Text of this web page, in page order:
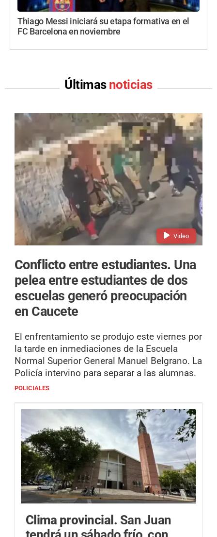
Thiago Messi iniciará su etapa formativa en el
FC Barcelona en noviembre
Últimas noticias
Video
Conflicto entre estudiantes. Una
pelea entre estudiantes de dos
escuelas generó preocupación
en Caucete
El enfrentamiento se produjo este viernes por
la tarde en inmediaciones de la Escuela
Normal Superior General Manuel Belgrano. La
Policía intervino para separar a las alumnas.
POLICIALES
Clima provincial. San Juan